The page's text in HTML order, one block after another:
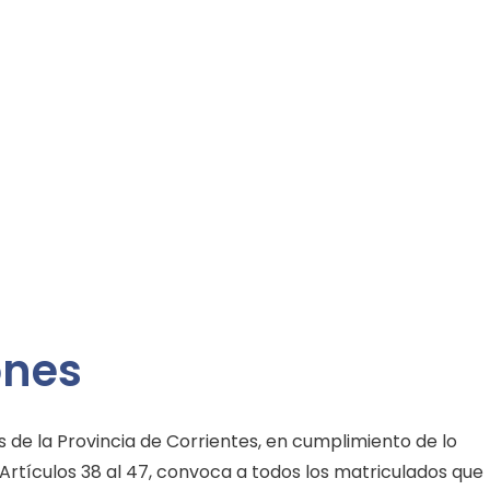
la Provincia de Corrientes, en cumplimiento de lo
38 al 47, convoca a todos los matriculados que